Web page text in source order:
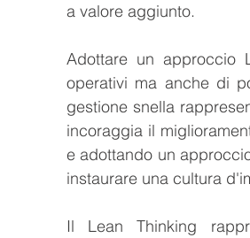
a valore aggiunto.
Adottare un approccio
operativi ma anche di
gestione snella
incoraggia il
e adottando un
instaurare una cultura
Il Lean Thinking